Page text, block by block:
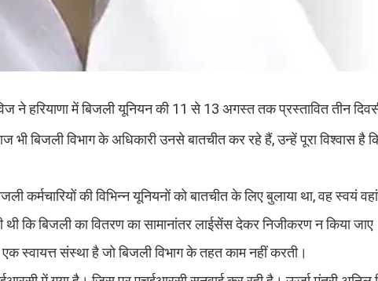
ने हरियाणा में बिजली यूनियन की 11 से 13 अगस्त तक प्रस्तावित तीन
बिजली विभाग के अधिकारी उनसे बातचीत कर रहे हैं, उन्हें पूरा विश्वास है
कर्मचारियों की विभिन्न यूनियनों को बातचीत के लिए बुलाया था, वह स्वयं
कि बिजली का वितरण का सामानांतर लाईसेंस देकर निजीकरण न किया जाए
स्वायत्त संस्था है जो बिजली विभाग के तहत काम नहीं करती।